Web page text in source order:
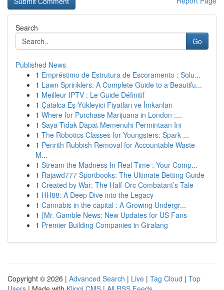
Search
Go
Published News
1 Empréstimo de Estrutura de Escoramento : Solu...
1 Lawn Sprinklers: A Complete Guide to a Beautifu...
1 Meilleur IPTV : Le Guide Définitif
1 Çatalca Eş Yükleyici Fiyatları ve İmkanları
1 Where for Purchase Marijuana in London :...
1 Saya Tidak Dapat Memenuhi Permintaan Ini
1 The Robotics Classes for Youngsters: Spark ...
1 Penrith Rubbish Removal for Accountable Waste
M...
1 Stream the Madness In Real-Time : Your Comp...
1 Rajawd777 Sportbooks: The Ultimate Betting Guide
1 Created by War: The Half-Orc Combatant’s Tale
1 HH88: A Deep Dive into the Legacy
1 Cannabis in the capital : A Growing Undergr...
1 {Mr. Gamble News: New Updates for US Fans
1 Premier Building Companies in Giralang
Copyright © 2026 | Advanced Search | Live | Tag Cloud | Top